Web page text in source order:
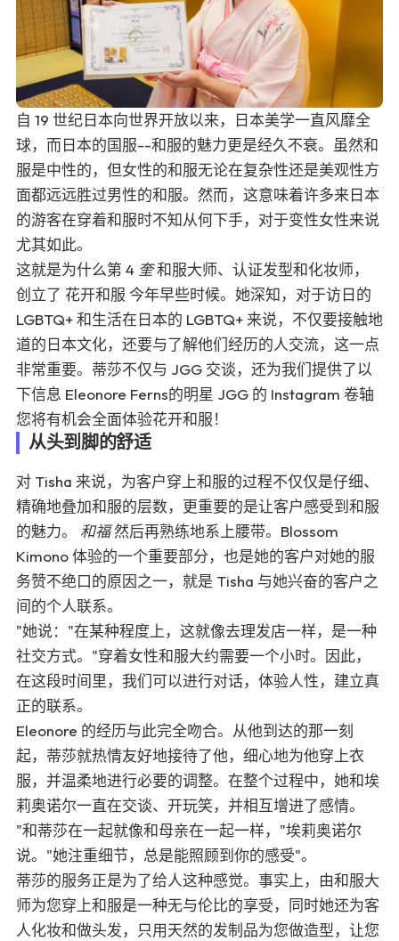
自 19 世纪日本向世界开放以来，日本美学一直风靡全
球，而日本的国服--和服的魅力更是经久不衰。虽然和
服是中性的，但女性的和服无论在复杂性还是美观性方
面都远远胜过男性的和服。然而，这意味着许多来日本
的游客在穿着和服时不知从何下手，对于变性女性来说
尤其如此。
这就是为什么第 4 奎和服大师、认证发型和化妆师，
创立了 花开和服 今年早些时候。她深知，对于访日的
LGBTQ+ 和生活在日本的 LGBTQ+ 来说，不仅要接触地
道的日本文化，还要与了解他们经历的人交流，这一点
非常重要。蒂莎不仅与 JGG 交谈，还为我们提供了以
下信息 Eleonore Ferns的明星 JGG 的 Instagram 卷轴
您将有机会全面体验花开和服！
从头到脚的舒适
对 Tisha 来说，为客户穿上和服的过程不仅仅是仔细、
精确地叠加和服的层数，更重要的是让客户感受到和服
的魅力。 和福然后再熟练地系上腰带。Blossom
Kimono 体验的一个重要部分，也是她的客户对她的服
务赞不绝口的原因之一，就是 Tisha 与她兴奋的客户之
间的个人联系。
"她说："在某种程度上，这就像去理发店一样，是一种
社交方式。"穿着女性和服大约需要一个小时。因此，
在这段时间里，我们可以进行对话，体验人性，建立真
正的联系。
Eleonore 的经历与此完全吻合。从他到达的那一刻
起，蒂莎就热情友好地接待了他，细心地为他穿上衣
服，并温柔地进行必要的调整。在整个过程中，她和埃
莉奥诺尔一直在交谈、开玩笑，并相互增进了感情。
"和蒂莎在一起就像和母亲在一起一样，"埃莉奥诺尔
说。"她注重细节，总是能照顾到你的感受"。
蒂莎的服务正是为了给人这种感觉。事实上，由和服大
师为您穿上和服是一种无与伦比的享受，同时她还为客
人化妆和做头发，只用天然的发制品为您做造型，让您